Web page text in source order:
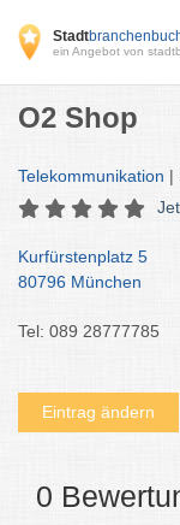
Stadt
ein Angebot von
O2 Shop
Telekommunikation |
Kurfürstenplatz 5
80796 München
Tel: 089 28777785
Eintrag ändern
0